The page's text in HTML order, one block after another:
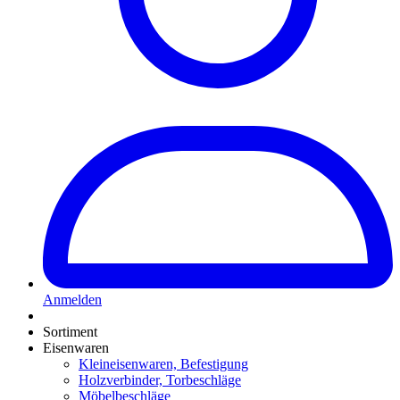
Anmelden
Sortiment
Eisenwaren
Kleineisenwaren, Befestigung
Holzverbinder, Torbeschläge
Möbelbeschläge